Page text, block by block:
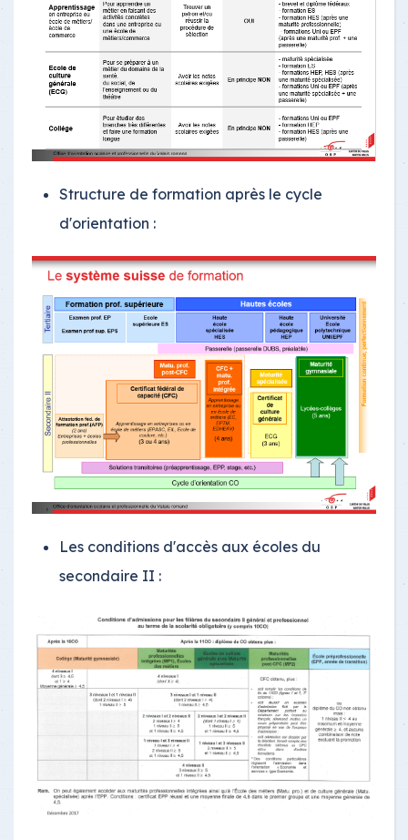
Structure de formation après le cycle
d'orientation :
Les conditions d'accès aux écoles du
secondaire II :